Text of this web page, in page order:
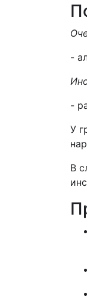
-
-
У
В